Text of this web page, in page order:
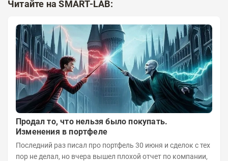
Читайте на SMART-LAB:
Продал то, что нельзя было покупать.
Изменения в портфеле
Последний раз писал про портфель 30 июня и сделок с тех
пор не делал, но вчера вышел плохой отчет по компании,